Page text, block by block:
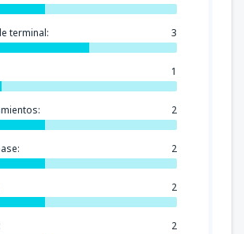
terminal: 3
1
2
2
2
2